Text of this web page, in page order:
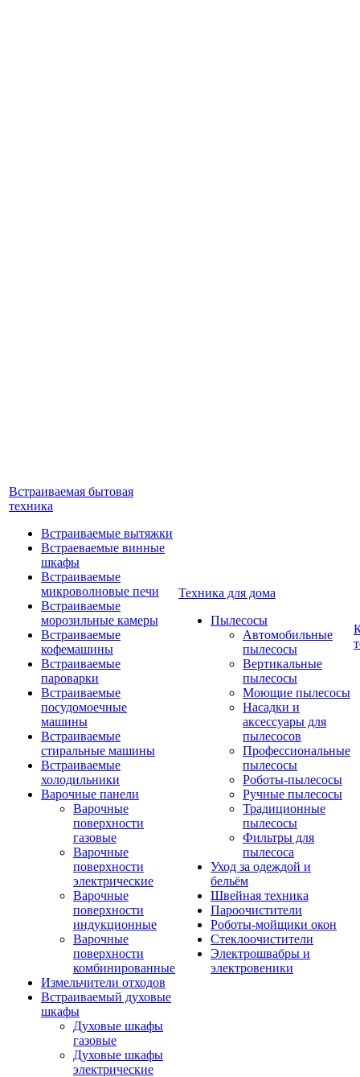
Встраиваемая бытовая
техника
Встраиваемые вытяжки
Встраеваемые винные
шкафы
Встраиваемые
микроволновые печи
Встраиваемые
морозильные камеры
Встраиваемые
кофемашины
Встраиваемые
пароварки
Встраиваемые
посудомоечные
машины
Встраиваемые
стиральные машины
Встраиваемые
холодильники
Варочные панели
Варочные
поверхности
газовые
Варочные
поверхности
электрические
Варочные
поверхности
индукционные
Варочные
поверхности
комбинированные
Измельчители отходов
Встраиваемый духовые
шкафы
Духовые шкафы
газовые
Духовые шкафы
электрические
Техника для дома
Пылесосы
Автомобильные
пылесосы
Вертикальные
пылесосы
Моющие пылесосы
Насадки и
аксессуары для
пылесосов
Профессиональные
пылесосы
Роботы-пылесосы
Ручные пылесосы
Традиционные
пылесосы
Фильтры для
пылесоса
Уход за одеждой и
бельём
Швейная техника
Пароочистители
Роботы-мойщики окон
Стеклоочистители
Электрошвабры и
электровеники